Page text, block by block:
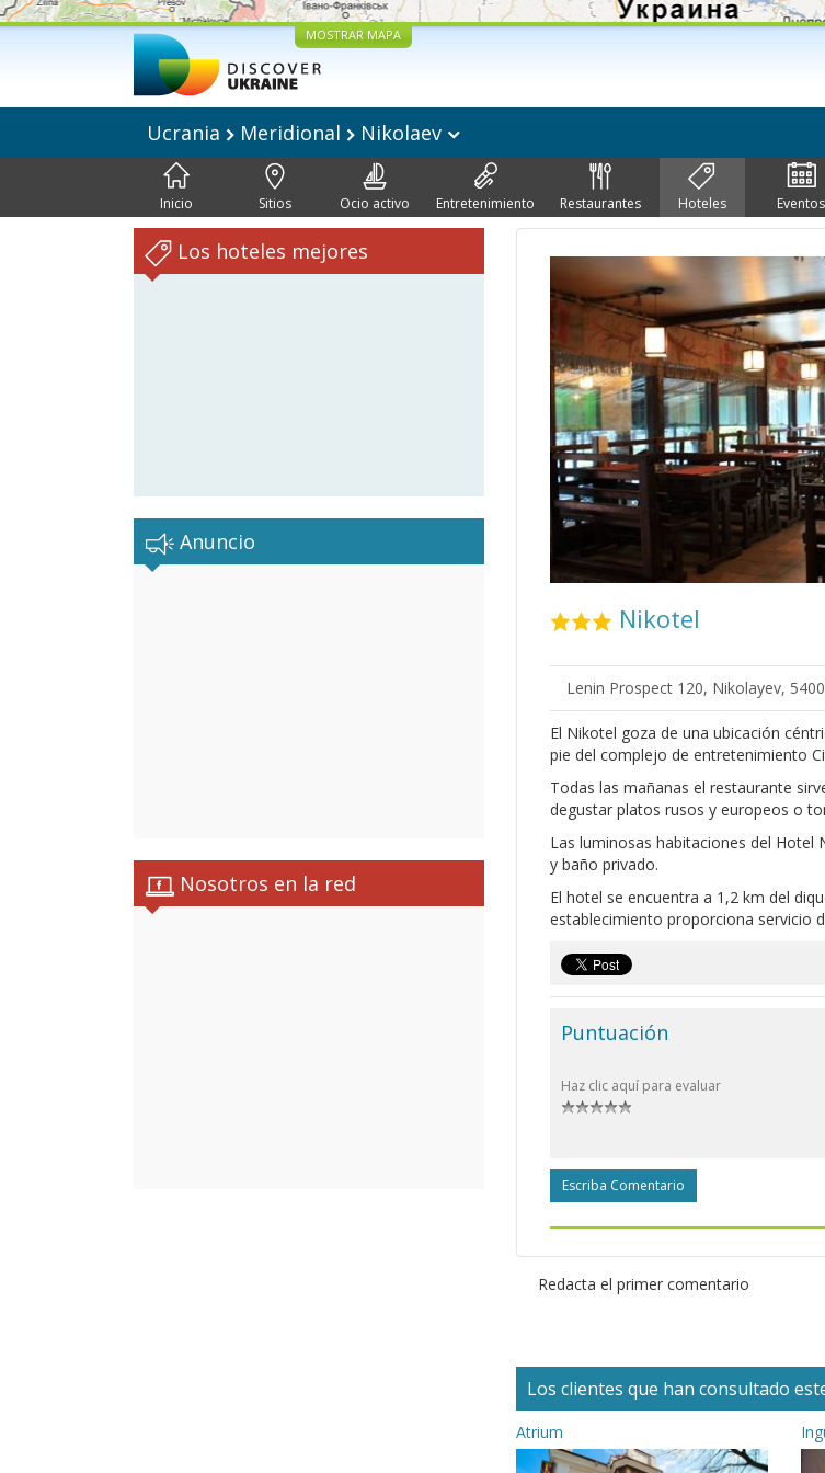
MOSTRAR MAPA
Ucrania Meridional Nikolaev
Inicio Sitios Ocio activo Entretenimiento Restaurantes Hoteles Eventos
Los hoteles mejores
Anuncio
Nosotros en la red
Nikotel
Lenin Prospect 120, Nikolayev,
El Nikotel goza de una ubicación
pie del complejo de entretenimiento
Todas las mañanas el restaurante
degustar platos rusos y europeos o
Las luminosas habitaciones del
y baño privado.
El hotel se encuentra a 1,2 km del
establecimiento proporciona servicio
Puntuación
Haz clic aquí para evaluar
Escriba Comentario
Redacta el primer comentario
Los clientes que han consultado
Atrium